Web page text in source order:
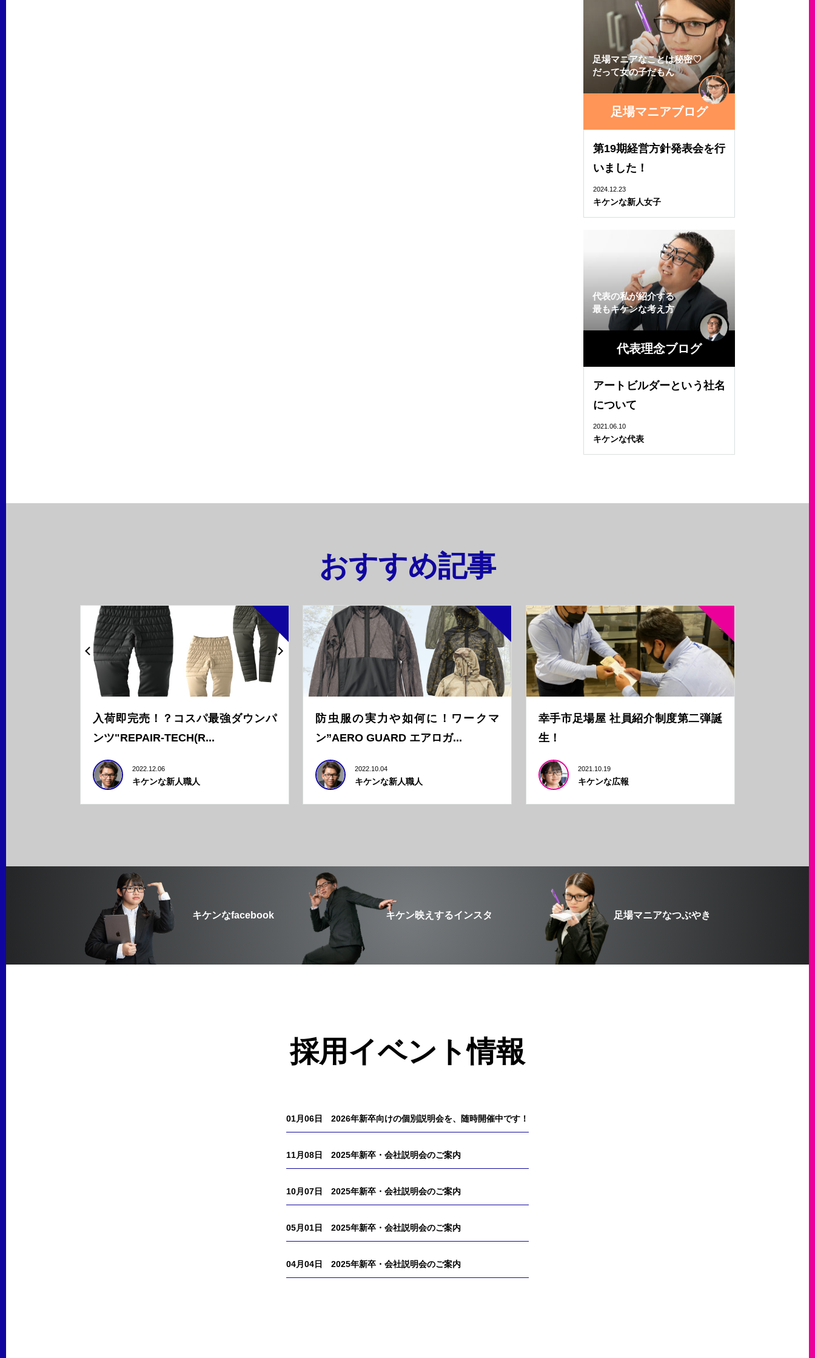
足場マニアなことは秘密♡
だって女の子だもん
足場マニアブログ
第19期経営方針発表会を行
いました！
2024.12.23
キケンな新人女子
代表の私が紹介する
最もキケンな考え方
代表理念ブログ
アートビルダーという社名
について
2021.06.10
キケンな代表
おすすめ記事
入荷即完売！？コスパ最強ダウンパ
ンツ"REPAIR-TECH(R...
2022.12.06
キケンな新人職人
防虫服の実力や如何に！ワークマ
ン”AERO GUARD エアロガ...
2022.10.04
キケンな新人職人
幸手市足場屋 社員紹介制度第二弾誕
生！
2021.10.19
キケンな広報
キケンなfacebook キケン映えするインスタ 足場マニアなつぶやき
採用イベント情報
01月06日 2026年新卒向けの個別説明会を、随時開催中です！
11月08日 2025年新卒・会社説明会のご案内
10月07日 2025年新卒・会社説明会のご案内
05月01日 2025年新卒・会社説明会のご案内
04月04日 2025年新卒・会社説明会のご案内